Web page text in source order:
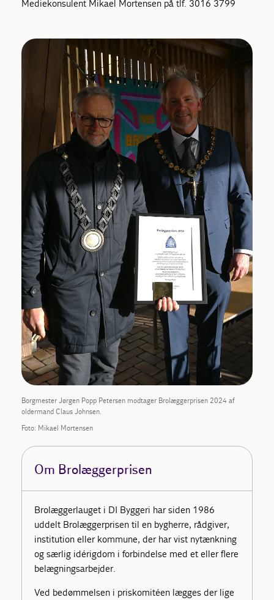
Mediekonsulent Mikael Mortensen på tlf. 3016 3799
Borgmester Jørgen Popp Petersen modtager Brolæggerprisen 2024 af
oldermand Claus Johnsen.
Foto: Mikael Mortensen
Om Brolæggerprisen
Brolæggerlauget i DI Byggeri har siden 1986
uddelt Brolæggerprisen til en bygherre, rådgiver,
institution eller kommune, der har vist nytænkning
og særlig idérigdom i forbindelse med et eller flere
belægningsarbejder.
Ved bedømmelsen i priskomitéen lægges der lige